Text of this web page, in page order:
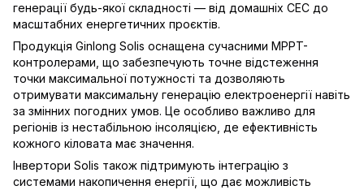
генерації будь-якої складності — від домашніх СЕС до
масштабних енергетичних проєктів.
Продукція Ginlong Solis оснащена сучасними MPPT-
контролерами, що забезпечують точне відстеження
точки максимальної потужності та дозволяють
отримувати максимальну генерацію електроенергії навіть
за змінних погодних умов. Це особливо важливо для
регіонів із нестабільною інсоляцією, де ефективність
кожного кіловата має значення.
Інвертори Solis також підтримують інтеграцію з
системами накопичення енергії, що дає можливість